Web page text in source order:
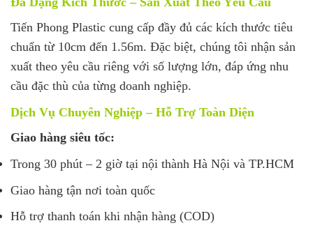
Tiến Phong Plastic cung cấp đầy đủ các kích thước tiêu
chuẩn từ 10cm đến 1.56m. Đặc biệt, chúng tôi nhận sản
xuất theo yêu cầu riêng với số lượng lớn, đáp ứng nhu
cầu đặc thù của từng doanh nghiệp.
Dịch Vụ Chuyên Nghiệp – Hỗ Trợ Toàn Diện
Giao hàng siêu tốc:
Trong 30 phút – 2 giờ tại nội thành Hà Nội và TP.HCM
Giao hàng tận nơi toàn quốc
Hỗ trợ thanh toán khi nhận hàng (COD)